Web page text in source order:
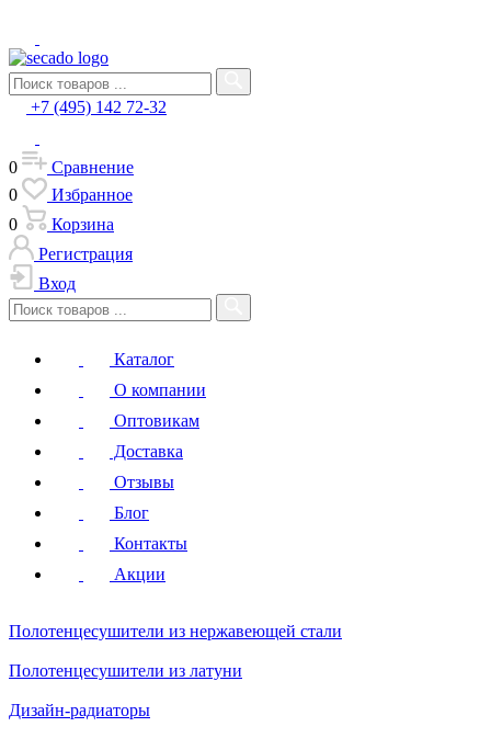
+7 (495) 142 72-32
0
Сравнение
0
Избранное
0
Корзина
Регистрация
Вход
Каталог
О компании
Оптовикам
Доставка
Отзывы
Блог
Контакты
Акции
Полотенцесушители из нержавеющей стали
Полотенцесушители из латуни
Дизайн-радиаторы